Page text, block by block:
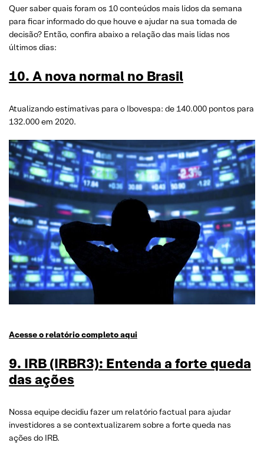
Quer saber quais foram os 10 conteúdos mais lidos da semana
para ficar informado do que houve e ajudar na sua tomada de
decisão? Então, confira abaixo a relação das mais lidas nos
últimos dias:
10. A nova normal no Brasil
Atualizando estimativas para o Ibovespa: de 140.000 pontos para
132.000 em 2020.
Acesse o relatório completo aqui
9. IRB (IRBR3): Entenda a forte queda
das ações
Nossa equipe decidiu fazer um relatório factual para ajudar
investidores a se contextualizarem sobre a forte queda nas
ações do IRB.